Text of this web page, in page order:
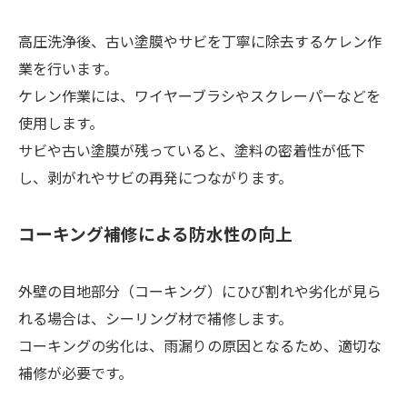
高圧洗浄後、古い塗膜やサビを丁寧に除去するケレン作
業を行います。
ケレン作業には、ワイヤーブラシやスクレーパーなどを
使用します。
サビや古い塗膜が残っていると、塗料の密着性が低下
し、剥がれやサビの再発につながります。
コーキング補修による防水性の向上
外壁の目地部分（コーキング）にひび割れや劣化が見ら
れる場合は、シーリング材で補修します。
コーキングの劣化は、雨漏りの原因となるため、適切な
補修が必要です。